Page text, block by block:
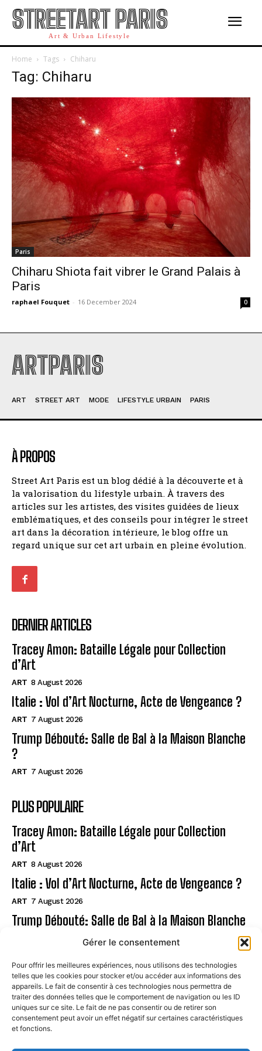
Gérer le consentement
Pour offrir les meilleures expériences, nous utilisons des technologies
telles que les cookies pour stocker et/ou accéder aux informations des
appareils. Le fait de consentir à ces technologies nous permettra de
traiter des données telles que le comportement de navigation ou les ID
uniques sur ce site. Le fait de ne pas consentir ou de retirer son
consentement peut avoir un effet négatif sur certaines caractéristiques
et fonctions.
STREETART PARIS
Art & Urban Lifestyle
Home Tags Chiharu
Tag: Chiharu
Paris
Chiharu Shiota fait vibrer le Grand Palais à
Paris
raphael Fouquet - 16 December 2024 0
ARTPARIS
ART STREET ART MODE LIFESTYLE URBAIN PARIS
À PROPOS
Street Art Paris est un blog dédié à la découverte et à
la valorisation du lifestyle urbain. À travers des
articles sur les artistes, des visites guidées de lieux
emblématiques, et des conseils pour intégrer le street
art dans la décoration intérieure, le blog offre un
regard unique sur cet art urbain en pleine évolution.
DERNIER ARTICLES
Tracey Amon: Bataille Légale pour Collection
d’Art
ART 8 August 2026
Italie : Vol d’Art Nocturne, Acte de Vengeance ?
ART 7 August 2026
Trump Débouté: Salle de Bal à la Maison Blanche
?
ART 7 August 2026
PLUS POPULAIRE
Tracey Amon: Bataille Légale pour Collection
d’Art
ART 8 August 2026
Italie : Vol d’Art Nocturne, Acte de Vengeance ?
ART 7 August 2026
Trump Débouté: Salle de Bal à la Maison Blanche
Page
CONTACT
MENTIONS LÉGALES